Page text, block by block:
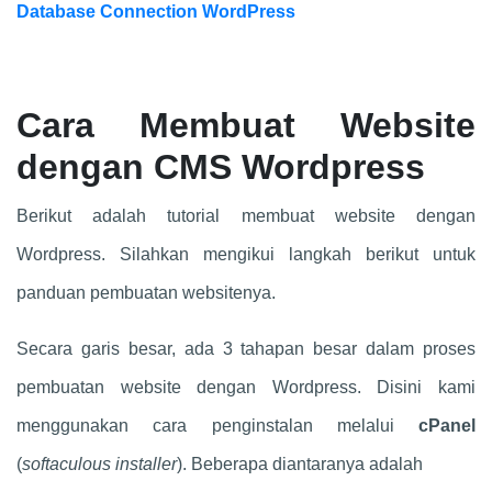
Database Connection WordPress
Cara Membuat Website
dengan CMS Wordpress
Berikut adalah tutorial membuat website dengan
Wordpress. Silahkan mengikui langkah berikut untuk
panduan pembuatan websitenya.
Secara garis besar, ada 3 tahapan besar dalam proses
pembuatan website dengan Wordpress. Disini kami
menggunakan cara penginstalan melalui cPanel
(softaculous installer). Beberapa diantaranya adalah